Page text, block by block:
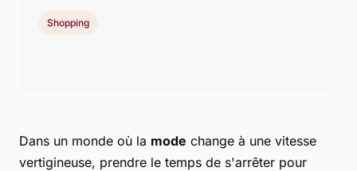
Dans un monde où la mode change à une vitesse
vertigineuse, prendre le temps de s'arrêter pour
Shopping